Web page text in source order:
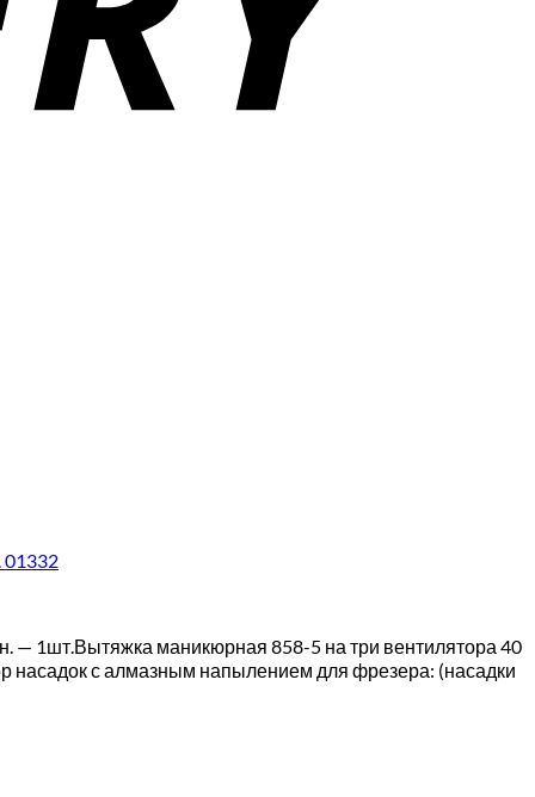
01332
— 1шт.Вытяжка маникюрная 858-5 на три вентилятора 40
насадок с алмазным напылением для фрезера: (насадки